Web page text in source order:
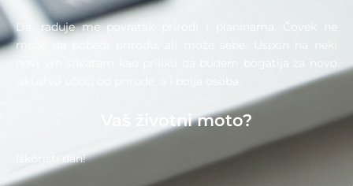
Da, raduje me povratak prirodi i planinama. Čovek ne
može da pobedi prirodu, ali može sebe. Uspon na neki
novi vrh shvatam kao priliku da budem bogatija za novo
Vaš životni moto?
Iskoristi dan!